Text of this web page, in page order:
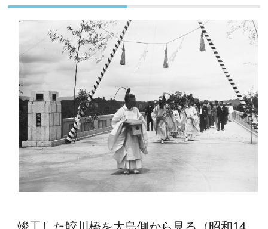
竣工した鮫川橋を大島側から見る（昭和14